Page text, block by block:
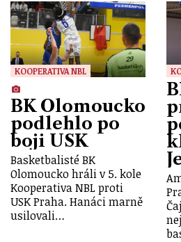
KOOPERATIVA NBL
BK Olomoucko
podlehlo po
boji USK
Basketbalisté BK
Olomoucko hráli v 5. kole
Kooperativa NBL proti
USK Praha. Hanáci marně
usilovali…